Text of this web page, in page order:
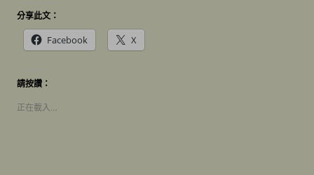
分享此文：
Facebook X
請按讚：
正在載入…